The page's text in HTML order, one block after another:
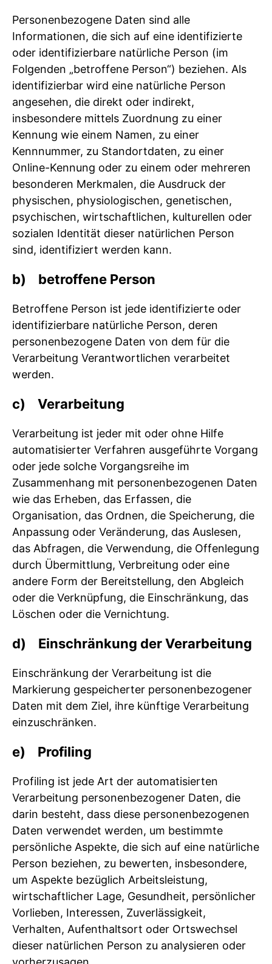
Personenbezogene Daten sind alle
Informationen, die sich auf eine identifizierte
oder identifizierbare natürliche Person (im
Folgenden „betroffene Person“) beziehen. Als
identifizierbar wird eine natürliche Person
angesehen, die direkt oder indirekt,
insbesondere mittels Zuordnung zu einer
Kennung wie einem Namen, zu einer
Kennnummer, zu Standortdaten, zu einer
Online-Kennung oder zu einem oder mehreren
besonderen Merkmalen, die Ausdruck der
physischen, physiologischen, genetischen,
psychischen, wirtschaftlichen, kulturellen oder
sozialen Identität dieser natürlichen Person
sind, identifiziert werden kann.
b) betroffene Person
Betroffene Person ist jede identifizierte oder
identifizierbare natürliche Person, deren
personenbezogene Daten von dem für die
Verarbeitung Verantwortlichen verarbeitet
werden.
c) Verarbeitung
Verarbeitung ist jeder mit oder ohne Hilfe
automatisierter Verfahren ausgeführte Vorgang
oder jede solche Vorgangsreihe im
Zusammenhang mit personenbezogenen Daten
wie das Erheben, das Erfassen, die
Organisation, das Ordnen, die Speicherung, die
Anpassung oder Veränderung, das Auslesen,
das Abfragen, die Verwendung, die Offenlegung
durch Übermittlung, Verbreitung oder eine
andere Form der Bereitstellung, den Abgleich
oder die Verknüpfung, die Einschränkung, das
Löschen oder die Vernichtung.
d) Einschränkung der Verarbeitung
Einschränkung der Verarbeitung ist die
Markierung gespeicherter personenbezogener
Daten mit dem Ziel, ihre künftige Verarbeitung
einzuschränken.
e) Profiling
Profiling ist jede Art der automatisierten
Verarbeitung personenbezogener Daten, die
darin besteht, dass diese personenbezogenen
Daten verwendet werden, um bestimmte
persönliche Aspekte, die sich auf eine natürliche
Person beziehen, zu bewerten, insbesondere,
um Aspekte bezüglich Arbeitsleistung,
wirtschaftlicher Lage, Gesundheit, persönlicher
Vorlieben, Interessen, Zuverlässigkeit,
Verhalten, Aufenthaltsort oder Ortswechsel
dieser natürlichen Person zu analysieren oder